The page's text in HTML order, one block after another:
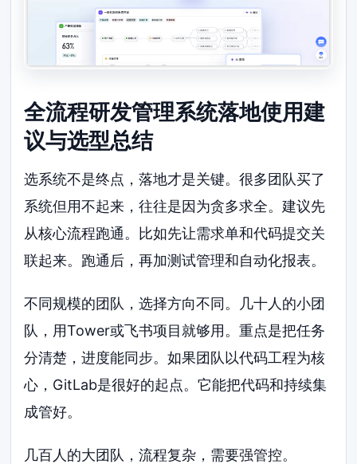
全流程研发管理系统落地使用建
议与选型总结
选系统不是终点，落地才是关键。很多团队买了
系统但用不起来，往往是因为贪多求全。建议先
从核心流程跑通。比如先让需求单和代码提交关
联起来。跑通后，再加测试管理和自动化报表。
不同规模的团队，选择方向不同。几十人的小团
队，用Tower或飞书项目就够用。重点是把任务
分清楚，进度能同步。如果团队以代码工程为核
心，GitLab是很好的起点。它能把代码和持续集
成管好。
几百人的大团队，流程复杂，需要强管控。